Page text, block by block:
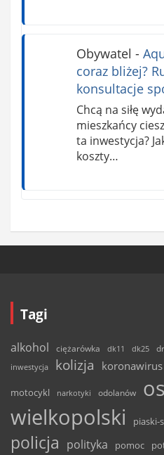
Obywatel -
coraz bliżej?
konsultacje
Chcą na siłę
mieszkańcy
ta inwestycja?
koszty…
Tagi
alkohol ciężarówka dk11 dk25
inwestycja
kolizja koronawirus
motocykl narkotyki odolanów
wielkopolski
piaski-
policja polityka pomoc